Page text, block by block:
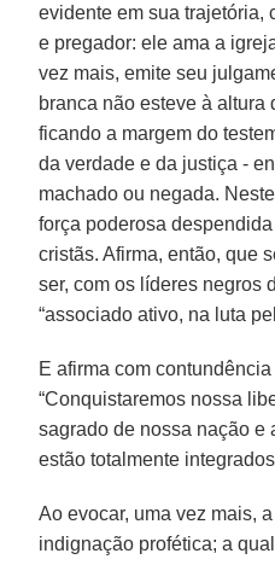
evidente em sua trajetória,
e pregador: ele ama a
vez mais, emite seu
branca não esteve à altura
ficando a margem do
da verdade e da justiça -
machado ou negada.
força poderosa
cristãs. Afirma, então, que
ser, com os líderes negros
“associado ativo, na luta
E afirma com
“Conquistaremos nossa
sagrado de nossa nação e
estão totalmente
Ao evocar, uma vez mais,
indignação profética; a